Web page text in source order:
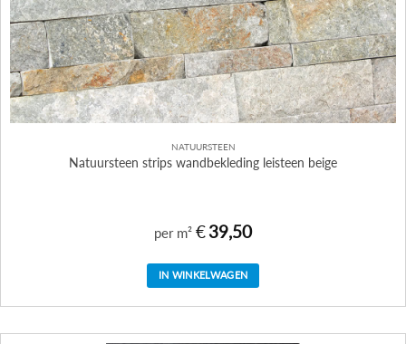
NATUURSTEEN
Natuursteen strips wandbekleding leisteen beige
per m² €39,50
IN WINKELWAGEN